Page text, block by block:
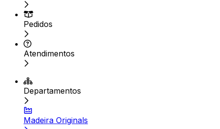
Pedidos
Atendimentos
Departamentos
Madeira Originals